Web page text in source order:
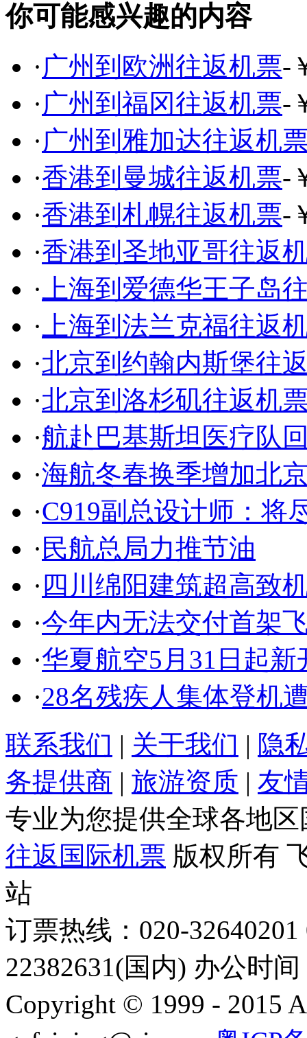
你可能感兴趣的内容
·广州到欧洲往返机票-
·广州到福冈往返机票-
·广州到雅加达往返机
·香港到曼城往返机票-
·香港到札幌往返机票-
·香港到圣地亚哥往返
· 上海到爱德华王子岛
· 上海到法兰克福往返
·北京到约翰内斯堡往
·北京到洛杉矶往返机
·航赴巴基斯坦医疗队
·海航冬春换季增加北
·C919副总设计师：将
· 民航总局力推节油
· 四川绵阳建筑超高致
·今年内无法交付首架
·华夏航空5月31日起新
·28名残疾人集体登机
联系我们 | 关于我们 | 隐
务提供商 | 旅游资质 | 友
专业为您提供全球各地
往返国际机票 版权所有
站
订票热线：020-
22382631(国内) 办公时
Copyright © 1999 - 2015